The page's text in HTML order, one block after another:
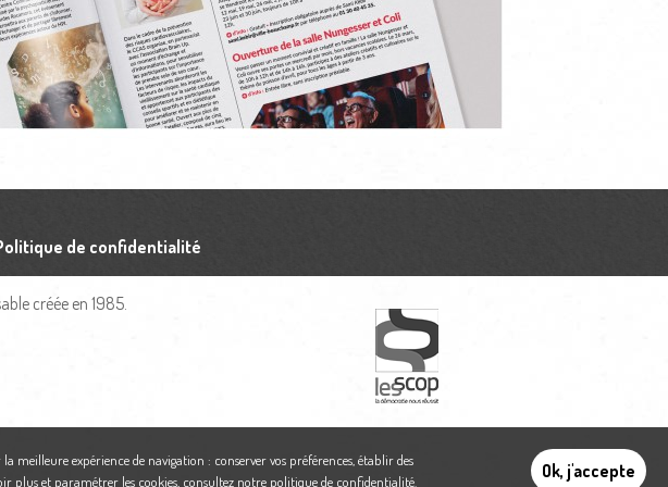
de confidentialité
créée en 1985.
expérience de navigation : conserver vos préférences, établir des
plus et paramétrer les cookies, consultez notre politique de confidentialité Ok, j'accepte